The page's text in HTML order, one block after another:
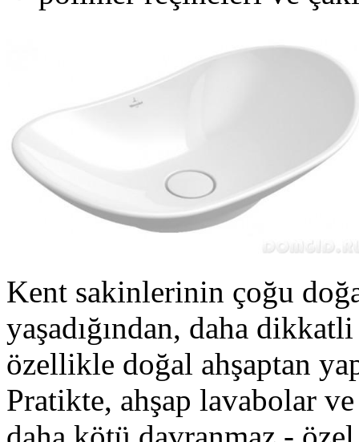
Kent sakinlerinin çoğu
yaşadığından, daha
özellikle doğal ahşaptan
Pratikte, ahşap lavabolar